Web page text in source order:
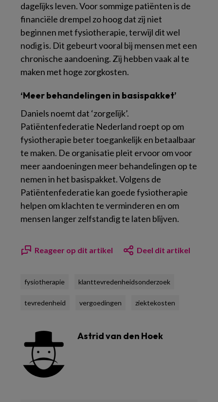
dagelijks leven. Voor sommige patiënten is de
financiële drempel zo hoog dat zij niet
beginnen met fysiotherapie, terwijl dit wel
nodig is. Dit gebeurt vooral bij mensen met een
chronische aandoening. Zij hebben vaak al te
maken met hoge zorgkosten.
‘Meer behandelingen in basispakket’
Daniels noemt dat ‘zorgelijk’.
Patiëntenfederatie Nederland roept op om
fysiotherapie beter toegankelijk en betaalbaar
te maken. De organisatie pleit ervoor om voor
meer aandoeningen meer behandelingen op te
nemen in het basispakket. Volgens de
Patiëntenfederatie kan goede fysiotherapie
helpen om klachten te verminderen en om
mensen langer zelfstandig te laten blijven.
Reageer op dit artikel Deel dit artikel
fysiotherapie klanttevredenheidsonderzoek
tevredenheid vergoedingen ziektekosten
Astrid van den Hoek